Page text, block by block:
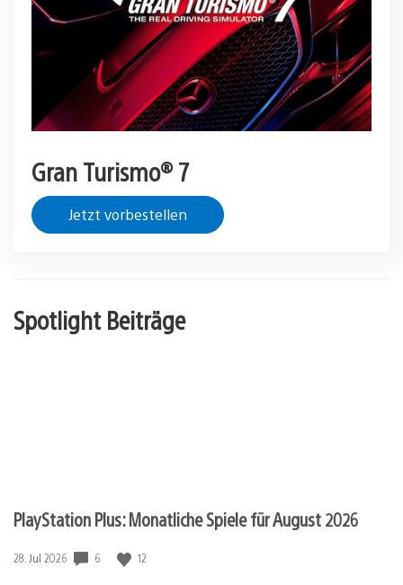
Gran Turismo® 7
Jetzt vorbestellen
Spotlight Beiträge
PlayStation Plus: Monatliche Spiele für August 2026
Veröffentlichungsdatum:
28. Jul 2026 6 12